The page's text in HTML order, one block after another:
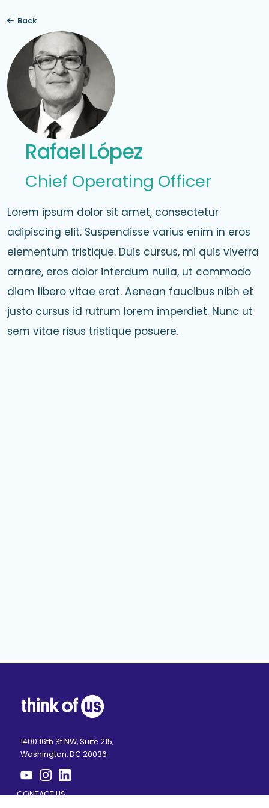
 Back
RafaelLópez
Chief Operating Officer
Lorem ipsum dolor sit amet, consectetur
adipiscing elit. Suspendisse varius enim in eros
elementum tristique. Duis cursus, mi quis viverra
ornare, eros dolor interdum nulla, ut commodo
diam libero vitae erat. Aenean faucibus nibh et
justo cursus id rutrum lorem imperdiet. Nunc ut
sem vitae risus tristique posuere.
1400 16th St NW, Suite 215,
Washington, DC 20036
CONTACT US